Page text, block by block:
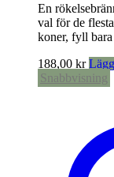
En
val för de
koner, fyll
188,00 kr
Snabbvisning